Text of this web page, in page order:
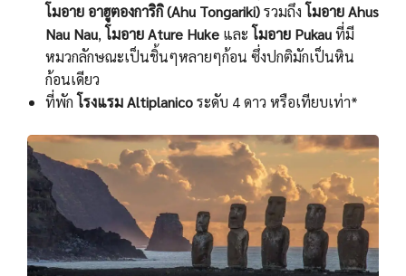
โมอาย อาฮูตองการิกิ (Ahu Tongariki)รวมถึงโมอาย Ahus
Nau Nau,โมอาย Ature Huke และโมอาย Pukauที่มี
หมวกลักษณะเป็นชิ้นๆหลายๆก้อน ซึ่งปกติมักเป็นหิน
ก้อนเดียว
ที่พักโรงแรม Altiplanicoระดับ 4 ดาว หรือเทียบเท่า*